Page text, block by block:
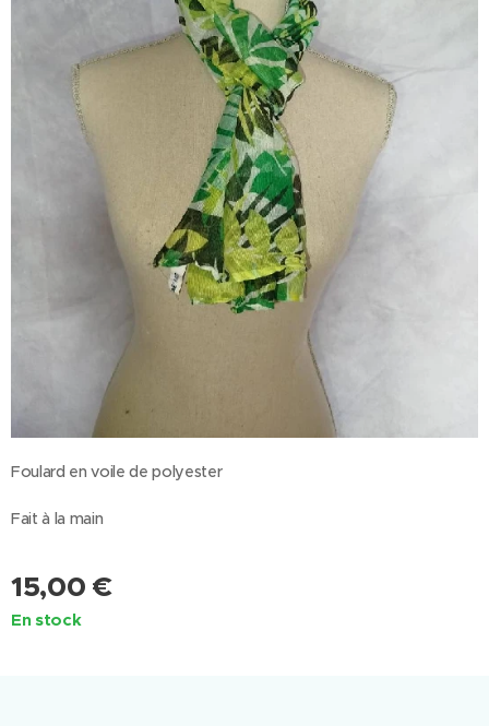
Foulard en voile de polyester
Fait à la main
15,00 €
En stock